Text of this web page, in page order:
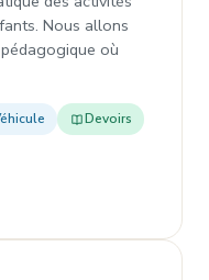
Nous allons
où
Devoirs